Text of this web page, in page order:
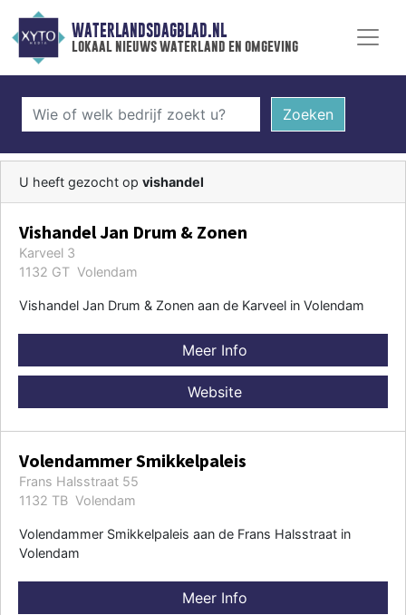
WATERLANDSDAGBLAD.NL
lokaal nieuws waterland en omgeving
Zoeken
U heeft gezocht op vishandel
Vishandel Jan Drum & Zonen
Karveel 3
1132 GT Volendam
Vishandel Jan Drum & Zonen aan de Karveel in Volendam
Meer Info
Website
Volendammer Smikkelpaleis
Frans Halsstraat 55
1132 TB Volendam
Volendammer Smikkelpaleis aan de Frans Halsstraat in
Volendam
Meer Info